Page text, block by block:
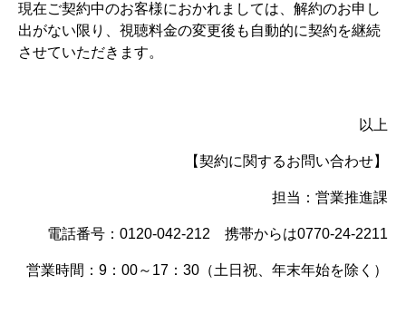
現在ご契約中のお客様におかれましては、解約のお申し
出がない限り、視聴料金の変更後も自動的に契約を継続
させていただきます。
以上
【契約に関するお問い合わせ】
担当：営業推進課
電話番号：0120-042-212 携帯からは0770-24-2211
営業時間：9：00～17：30（土日祝、年末年始を除く）